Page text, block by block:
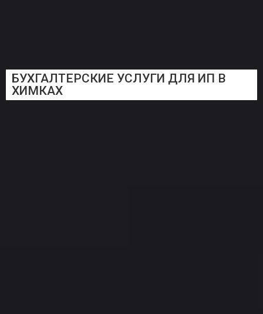
БУХГАЛТЕРСКИЕ УСЛУГИ ДЛЯ ИП В
ХИМКАХ